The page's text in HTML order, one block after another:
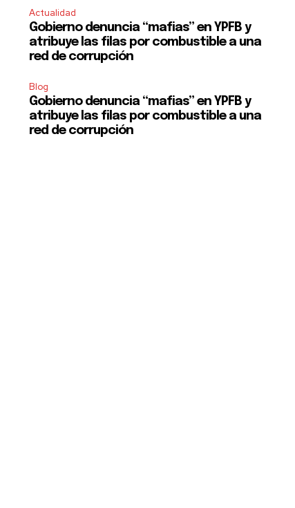
Actualidad
Gobierno denuncia “mafias” en YPFB y
atribuye las filas por combustible a una
red de corrupción
Blog
Gobierno denuncia “mafias” en YPFB y
atribuye las filas por combustible a una
red de corrupción